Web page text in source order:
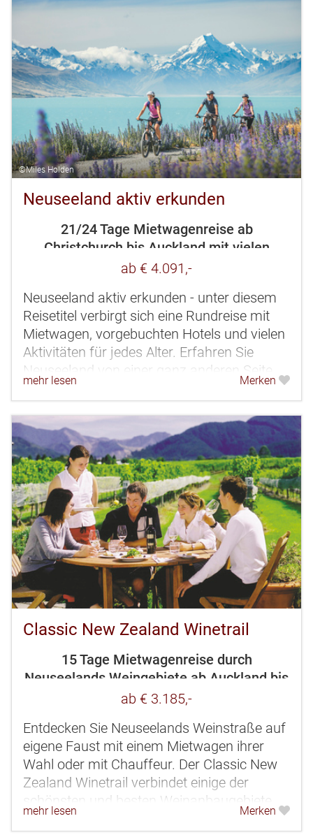
©Miles Holden
Neuseeland aktiv erkunden
21/24 Tage Mietwagenreise ab
Christchurch bis Auckland mit vielen
Aktivitäten
ab € 4.091,-
Neuseeland aktiv erkunden - unter diesem
Reisetitel verbirgt sich eine Rundreise mit
Mietwagen, vorgebuchten Hotels und vielen
Aktivitäten für jedes Alter. Erfahren Sie
Neuseeland von einer ganz anderen Seite
mit den schönsten...
mehr lesen Merken
Classic New Zealand Winetrail
15 Tage Mietwagenreise durch
Neuseelands Weingebiete ab Auckland bis
Christchurch
ab € 3.185,-
Entdecken Sie Neuseelands Weinstraße auf
eigene Faust mit einem Mietwagen ihrer
Wahl oder mit Chauffeur. Der Classic New
Zealand Winetrail verbindet einige der
schönsten und besten Weinanbaugebiete
des Landes miteinander. Auf Ihrer Route...
mehr lesen Merken